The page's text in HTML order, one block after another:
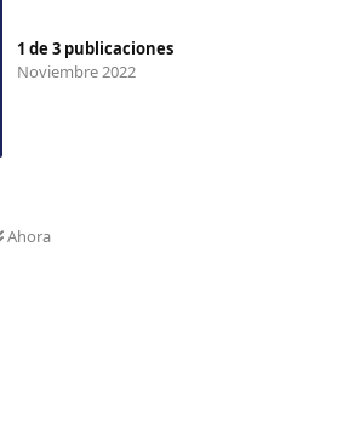
1 de 3 publicaciones
Noviembre 2022
Ahora